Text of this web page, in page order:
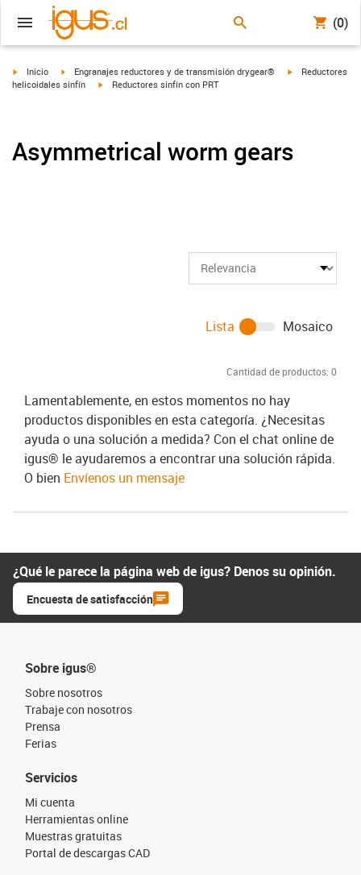
(0)
igus-icon-arrow-right
Inicio igus-icon-arrow-right
Engranajes reductores y de transmisión drygear® igus-icon-arrow-
Reductores
helicoidales sinfín
igus-icon-arrow-right
Reductores sinfín con PRT
Asymmetrical worm gears
Cantidad de productos: 0
Lista Mosaico
Lamentablemente, en estos momentos no hay
productos disponibles en esta categoría. ¿Necesitas
ayuda o una solución a medida? Con el chat online de
igus® le ayudaremos a encontrar una solución rápida.
O bien Envíenos un mensaje
¿Qué le parece la página web de igus? Denos su opinión.
Encuesta de satisfacción
Sobre igus®
Sobre nosotros
Trabaje con nosotros
Prensa
Ferias
Servicios
Mi cuenta
Herramientas online
Muestras gratuitas
Portal de descargas CAD